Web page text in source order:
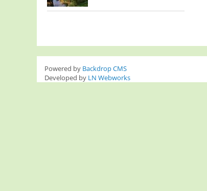
Powered by Backdrop CMS
Developed by LN Webworks